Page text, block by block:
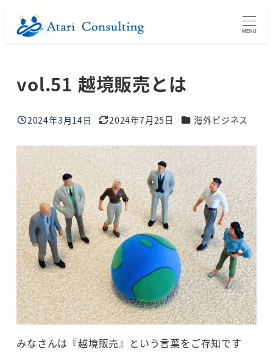
MENU
vol.51 越境販売とは
投稿日
2024年3月14日
更新日
2024年7月25日 ブログカテゴリー
海外ビジネス
みなさんは『越境販売』という言葉をご存知です